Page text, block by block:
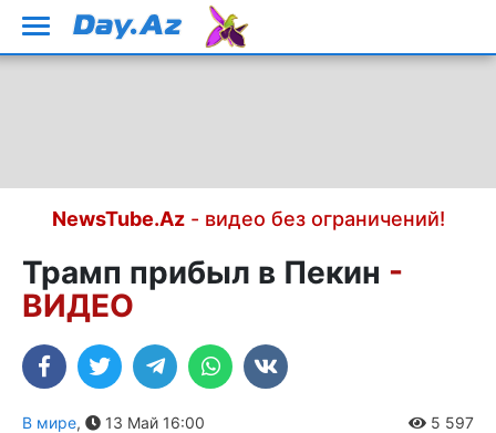
NewsTube.Az- видео без ограничений!
Трамп прибыл в Пекин -
ВИДЕО
В мире, 13 Май 16:00 5 597